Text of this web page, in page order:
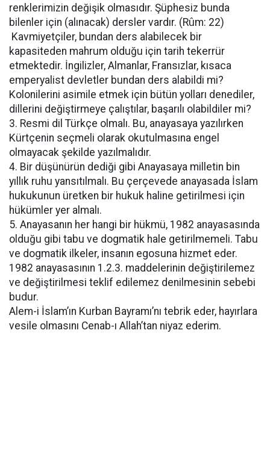
renklerimizin değişik olmasıdır. Şüphesiz bunda
bilenler için (alınacak) dersler vardır. (Rûm: 22)
Kavmiyetçiler, bundan ders alabilecek bir
kapasiteden mahrum olduğu için tarih tekerrür
etmektedir. İngilizler, Almanlar, Fransızlar, kısaca
emperyalist devletler bundan ders alabildi mi?
Kolonilerini asimile etmek için bütün yolları denediler,
dillerini değiştirmeye çalıştılar, başarılı olabildiler mi?
3. Resmi dil Türkçe olmalı. Bu, anayasaya yazılırken
Kürtçenin seçmeli olarak okutulmasına engel
olmayacak şekilde yazılmalıdır.
4. Bir düşünürün dediği gibi Anayasaya milletin bin
yıllık ruhu yansıtılmalı. Bu çerçevede anayasada İslam
hukukunun üretken bir hukuk haline getirilmesi için
hükümler yer almalı.
5. Anayasanın her hangi bir hükmü, 1982 anayasasında
olduğu gibi tabu ve dogmatik hale getirilmemeli. Tabu
ve dogmatik ilkeler, insanın egosuna hizmet eder.
1982 anayasasının 1.2.3. maddelerinin değiştirilemez
ve değiştirilmesi teklif edilemez denilmesinin sebebi
budur.
Alem-i İslam’ın Kurban Bayramı’nı tebrik eder, hayırlara
vesile olmasını Cenab-ı Allah’tan niyaz ederim.